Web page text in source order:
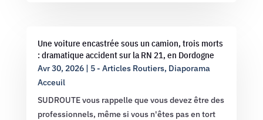
Une voiture encastrée sous un camion, trois morts
: dramatique accident sur la RN 21, en Dordogne
Avr 30, 2026| 5 - Articles Routiers, Diaporama
Acceuil
SUDROUTE vous rappelle que vous devez être des
professionnels, même si vous n'êtes pas en tort